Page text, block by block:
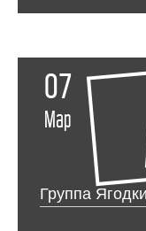
07
Мар
Группа Ягодки